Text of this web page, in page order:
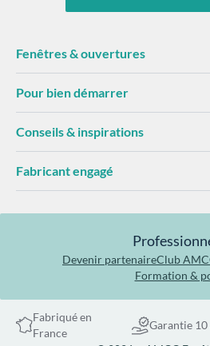
Fenêtres & ouvertures
Pour bien démarrer
Conseils & inspirations
Fabricant engagé
Devenir partenaireClub
Formation &
Fabriqué en
France
Garantie 10